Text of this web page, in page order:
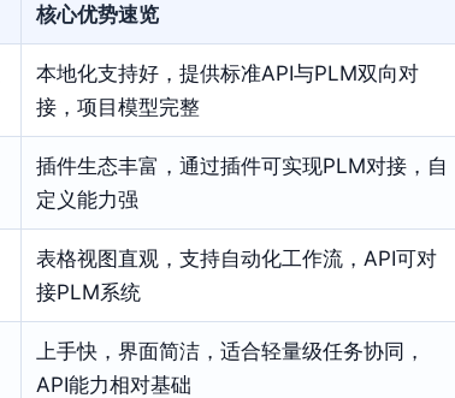
核心优势速览
本地化支持好，提供标准API与PLM双向对
接，项目模型完整
插件生态丰富，通过插件可实现PLM对接，自
定义能力强
表格视图直观，支持自动化工作流，API可对
接PLM系统
上手快，界面简洁，适合轻量级任务协同，
API能力相对基础